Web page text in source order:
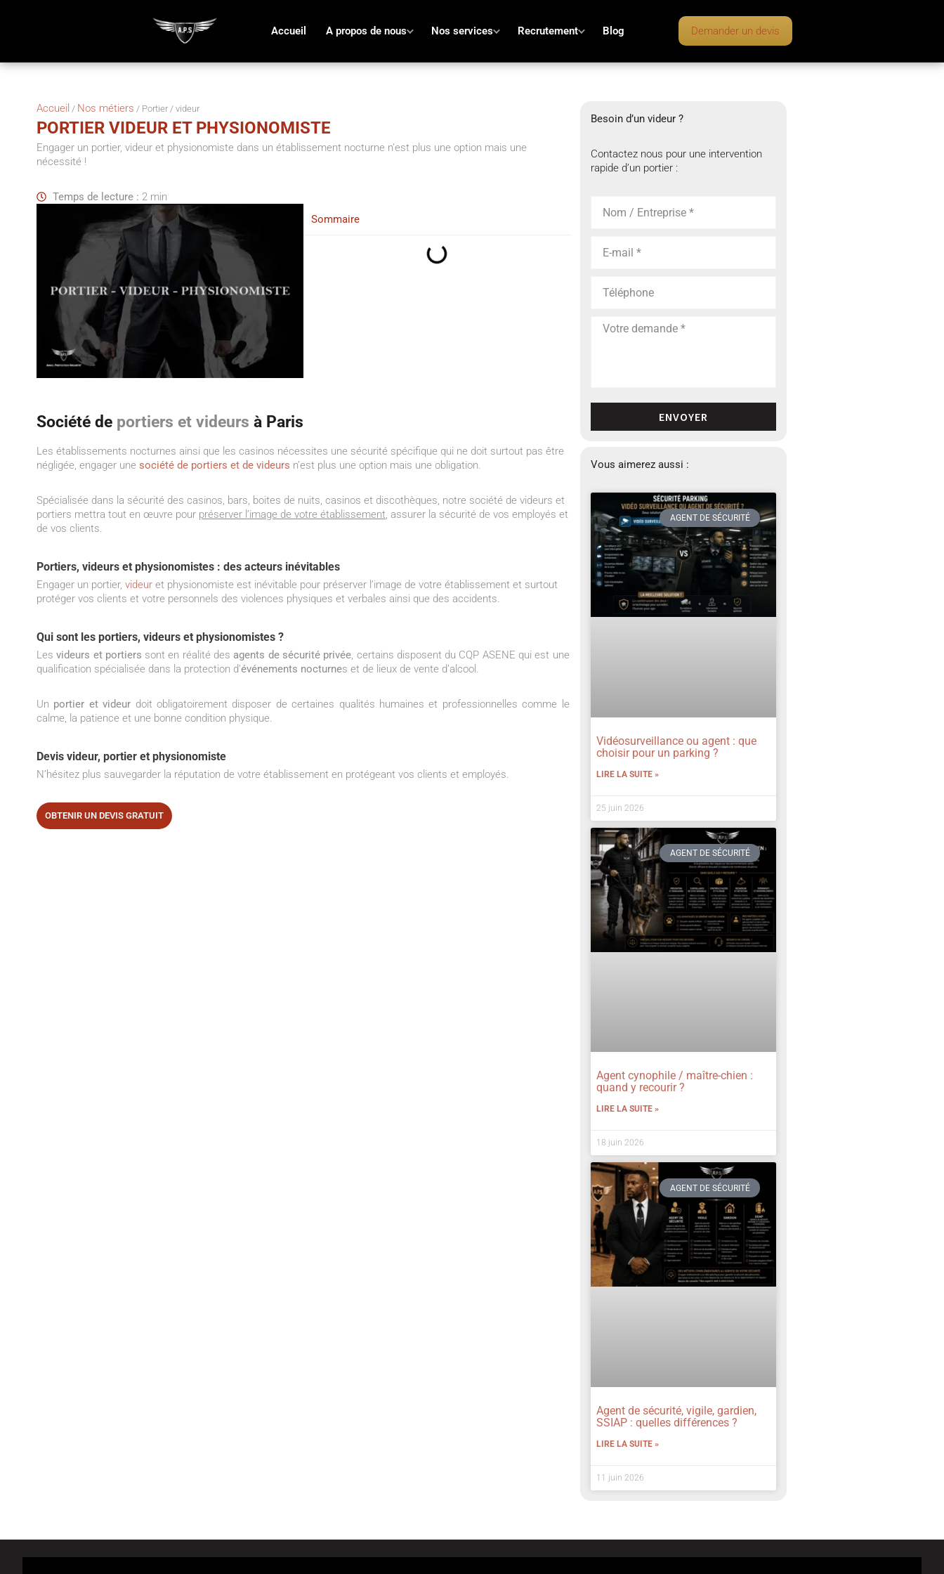
Accueil A propos de nous Nos services Recrutement Blog Demander un devis
Accueil / Nos métiers / Portier / videur
PORTIER VIDEUR ET PHYSIONOMISTE
Engager un portier, videur et physionomiste dans un établissement nocturne n’est plus une option mais une
nécessité !
Temps de lecture : 2 min
Sommaire
Société de portiers et videurs à Paris
Les établissements nocturnes ainsi que les casinos nécessites une sécurité spécifique qui ne doit surtout pas être
négligée, engager une société de portiers et de videurs n’est plus une option mais une obligation.
Spécialisée dans la sécurité des casinos, bars, boites de nuits, casinos et discothèques, notre société de videurs et
portiers mettra tout en œuvre pour préserver l’image de votre établissement, assurer la sécurité de vos employés et
de vos clients.
Portiers, videurs et physionomistes : des acteurs inévitables
Engager un portier, videur et physionomiste est inévitable pour préserver l’image de votre établissement et surtout
protéger vos clients et votre personnels des violences physiques et verbales ainsi que des accidents.
Qui sont les portiers, videurs et physionomistes ?
Lesvideurs et portiers sont en réalité des agents de sécurité privée, certains disposent du CQP ASENE qui est une
qualification spécialisée dans la protection d’événements nocturnes et de lieux de vente d’alcool.
Un portier et videur doit obligatoirement disposer de certaines qualités humaines et professionnelles comme le
calme, la patience et une bonne condition physique.
Devis videur, portier et physionomiste
N’hésitez plus sauvegarder la réputation de votre établissement en protégeant vos clients et employés.
OBTENIR UN DEVIS GRATUIT
Besoin d’un videur ?
Contactez nous pour une intervention
rapide d’un portier :
ENVOYER
Vous aimerez aussi :
AGENT DE SÉCURITÉ
Vidéosurveillance ou agent : que
choisir pour un parking ?
LIRE LA SUITE »
25 juin 2026
AGENT DE SÉCURITÉ
Agent cynophile / maître-chien :
quand y recourir ?
LIRE LA SUITE »
18 juin 2026
AGENT DE SÉCURITÉ
Agent de sécurité, vigile, gardien,
SSIAP : quelles différences ?
LIRE LA SUITE »
11 juin 2026